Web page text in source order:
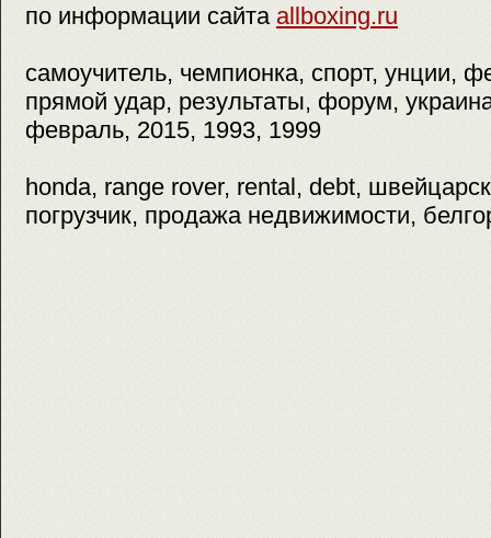
по информации сайта allboxing.ru
самоучитель, чемпионка, спорт, унции,
прямой удар, результаты, форум,
февраль, 2015, 1993, 1999
honda, range rover, rental, debt,
погрузчик, продажа недвижимости,